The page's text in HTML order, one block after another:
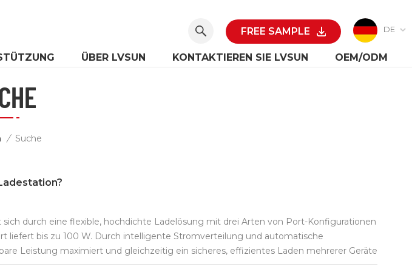
DE
FREE SAMPLE
ÜBER LVSUN KONTAKTIEREN SIE LVSUN OEM/ODM
/ Suche
sich durch eine flexible, hochdichte Ladelösung mit drei Arten von Port-Konfigurationen
liefert bis zu 100 W. Durch intelligente Stromverteilung und automatische
Leistung maximiert und gleichzeitig ein sicheres, effizientes Laden mehrerer Geräte
Ladegerät wurde für unterschiedliche Umgebungen entwickelt und eignet sich